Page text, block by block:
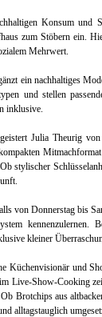
Konsum und
zum Stöbern ein.
Mehrwert.
ein nachhaltiges
und stellen
inklusive.
Julia Theurig
stylischer
von Donnerstag bis
kennenzulernen.
kleiner
Küchenvisionär und
Live-Show-Cooking
Brotchips aus
alltagstauglich